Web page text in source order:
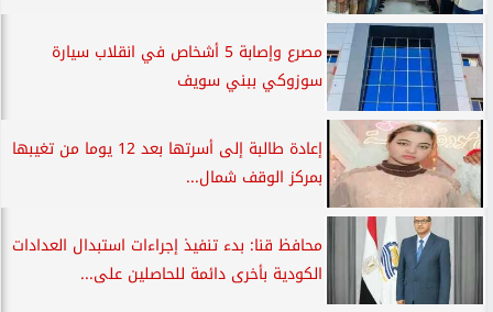
مصرع وإصابة 5 أشخاص في انقلاب سيارة
سوزوكي ببني سويف
إعادة طالبة إلى أسرتها بعد 12 يوما من تغيبها
بمركز الوقف شمال...
محافظ قنا: بدء تنفيذ إجراءات استبدال العدادات
الكودية بأخرى دائمة للحاصلين على...